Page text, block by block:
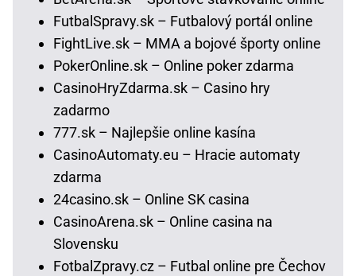
FutbalSpravy.sk – Futbalový portál online
FightLive.sk – MMA a bojové športy online
PokerOnline.sk – Online poker zdarma
CasinoHryZdarma.sk – Casino hry
zadarmo
777.sk – Najlepšie online kasína
CasinoAutomaty.eu – Hracie automaty
zdarma
24casino.sk – Online SK casina
CasinoArena.sk – Online casina na
Slovensku
FotbalZpravy.cz – Futbal online pre Čechov